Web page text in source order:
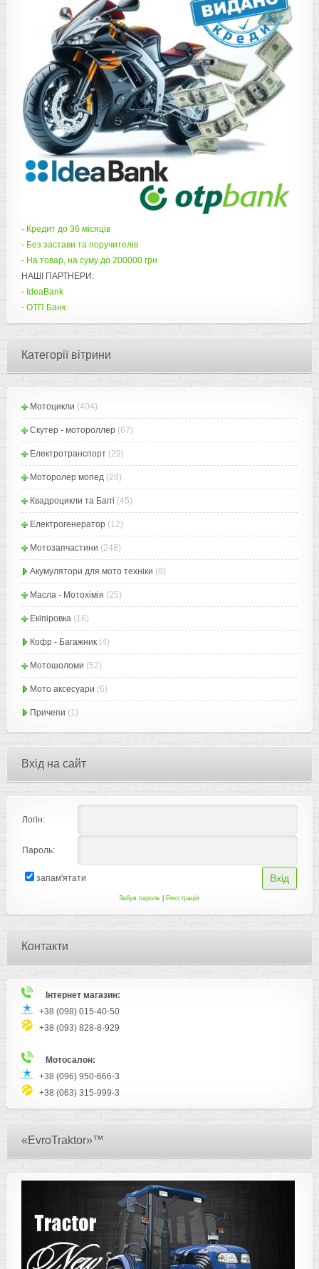
- Кредит до 36 місяців
- Без застави та поручителів
- На товар, на суму до 200000 грн
НАШІ ПАРТНЕРИ:
- IdeaBank
- ОТП Банк
Категорії вітрини
Мотоцикли (404)
Скутер - мотороллер (67)
Електротранспорт (29)
Моторолер мопед (28)
Квадроцикли та Баггі (45)
Електрогенератор (12)
Мотозапчастини (248)
Акумулятори для мото техніки (8)
Масла - Мотохімія (25)
Екіпіровка (16)
Кофр - Багажник (4)
Мотошоломи (52)
Мото аксесуари (6)
Причепи (1)
Вхід на сайт
Логін:
Пароль:
запам'ятати
Забув пароль Реєстрація
Контакти
Інтернет магазин:
+38 (098) 015-40-50
+38 (093) 828-8-929
Мотосалон:
+38 (096) 950-666-3
+38 (063) 315-999-3
«EvroTraktor»™